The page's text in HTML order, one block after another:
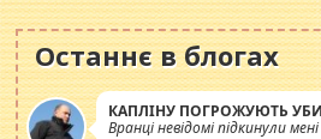
Останнє в блогах
КАПЛІНУ ПОГРОЖУЮТЬ
Вранці невідомі підкинули